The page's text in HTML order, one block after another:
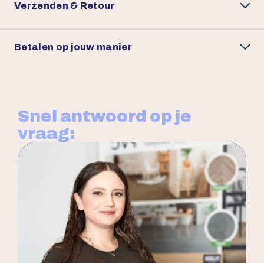
Verzenden & Retour
Betalen op jouw manier
Snel antwoord op je
vraag: